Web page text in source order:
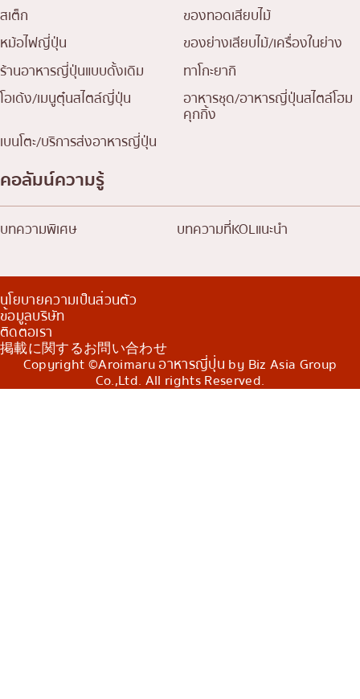
สเต็ก
ของทอดเสียบไม้
หม้อไฟญี่ปุ่น
ของย่างเสียบไม้/เครื่องในย่าง
ร้านอาหารญี่ปุ่นแบบดั้งเดิม
ทาโกะยากิ
โอเด้ง/เมนูตุ๋นสไตล์ญี่ปุ่น
อาหารชุด/อาหารญี่ปุ่นสไตล์โฮม
คุกกิ้ง
เบนโตะ/บริการส่งอาหารญี่ปุ่น
คอลัมน์ความรู้
บทความพิเศษ บทความที่KOLแนะนำ
นโยบายความเป็นส่วนตัว
ข้อมูลบริษัท
ติดต่อเรา
掲載に関するお問い合わせ
Copyright ©Aroimaru อาหารญี่ปุ่น by Biz Asia Group
Co.,Ltd. All rights Reserved.